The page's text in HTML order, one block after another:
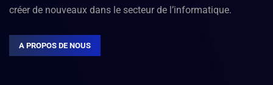
créer de nouveaux dans le secteur de l’informatique.
A PROPOS DE NOUS